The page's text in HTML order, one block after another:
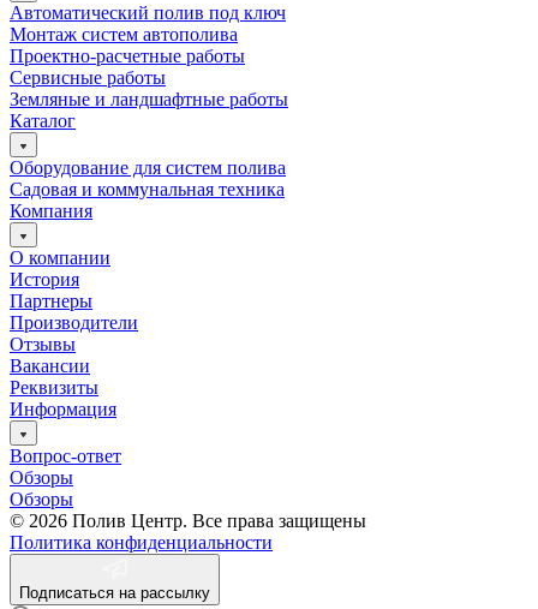
Автоматический полив под ключ
Монтаж систем автополива
Проектно-расчетные работы
Сервисные работы
Земляные и ландшафтные работы
Каталог
Оборудование для систем полива
Садовая и коммунальная техника
Компания
О компании
История
Партнеры
Производители
Отзывы
Вакансии
Реквизиты
Информация
Вопрос-ответ
Обзоры
Обзоры
© 2026 Полив Центр. Все права защищены
Политика конфиденциальности
Подписаться на рассылку